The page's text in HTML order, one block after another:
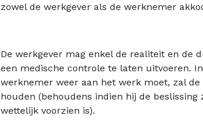
zowel de werkgever als de werknemer
De werkgever mag enkel de realiteit en de
een medische controle te laten uitvoeren.
werknemer weer aan het werk moet, zal
houden (behoudens indien hij de
wettelijk voorzien is).